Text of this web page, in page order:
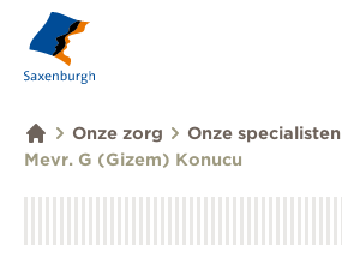
Onze zorg
Onze specialisten
Mevr. G (Gizem) Konucu